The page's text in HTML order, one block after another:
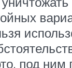
под ним